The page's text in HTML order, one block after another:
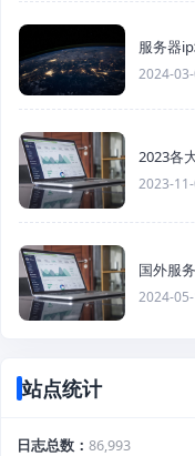
服务器
2024-
2023各
2023-
国外服
2024-
站点统计
日志总数 86,993